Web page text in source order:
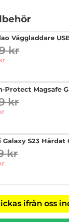
Väggladdare
pris
kr
Protect Magsafe
pris
kr
Galaxy S23
pris
kr
ifrån oss